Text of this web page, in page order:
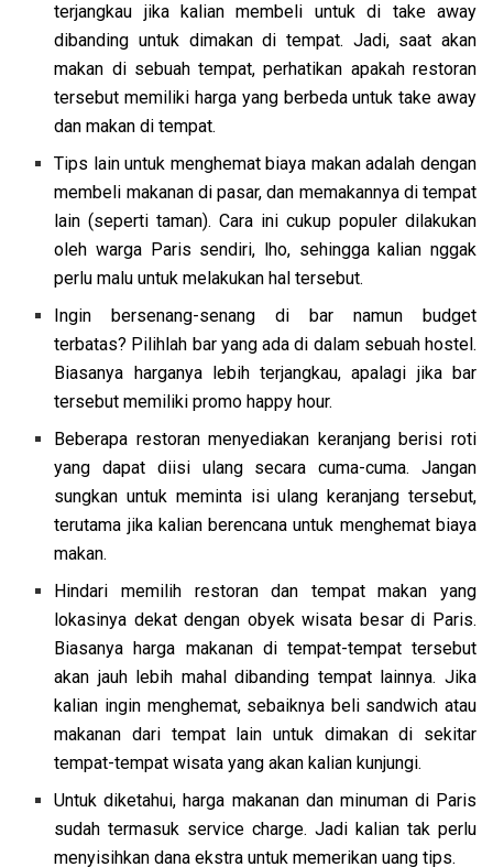
terjangkau jika kalian membeli untuk di take away
dibanding untuk dimakan di tempat. Jadi, saat akan
makan di sebuah tempat, perhatikan apakah restoran
tersebut memiliki harga yang berbeda untuk take away
dan makan di tempat.
Tips lain untuk menghemat biaya makan adalah dengan
membeli makanan di pasar, dan memakannya di tempat
lain (seperti taman). Cara ini cukup populer dilakukan
oleh warga Paris sendiri, lho, sehingga kalian nggak
perlu malu untuk melakukan hal tersebut.
Ingin bersenang-senang di bar namun budget
terbatas? Pilihlah bar yang ada di dalam sebuah hostel.
Biasanya harganya lebih terjangkau, apalagi jika bar
tersebut memiliki promo happy hour.
Beberapa restoran menyediakan keranjang berisi roti
yang dapat diisi ulang secara cuma-cuma. Jangan
sungkan untuk meminta isi ulang keranjang tersebut,
terutama jika kalian berencana untuk menghemat biaya
makan.
Hindari memilih restoran dan tempat makan yang
lokasinya dekat dengan obyek wisata besar di Paris.
Biasanya harga makanan di tempat-tempat tersebut
akan jauh lebih mahal dibanding tempat lainnya. Jika
kalian ingin menghemat, sebaiknya beli sandwich atau
makanan dari tempat lain untuk dimakan di sekitar
tempat-tempat wisata yang akan kalian kunjungi.
Untuk diketahui, harga makanan dan minuman di Paris
sudah termasuk service charge. Jadi kalian tak perlu
menyisihkan dana ekstra untuk memerikan uang tips.